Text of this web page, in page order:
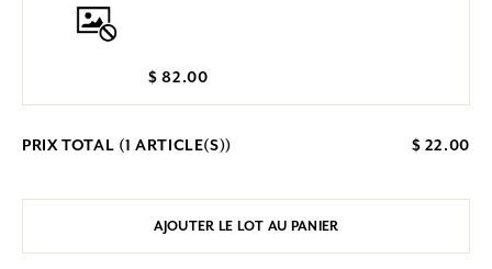
$ 82.00
PRIX TOTAL (1 ARTICLE(S)) $ 22.00
AJOUTER LE LOT AU PANIER